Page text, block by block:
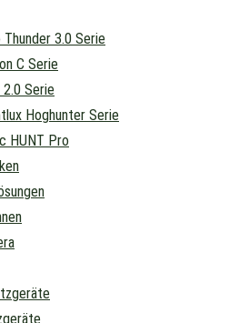
Thunder 3.0 Serie
C Serie
2.0 Serie
Hoghunter Serie
HUNT Pro